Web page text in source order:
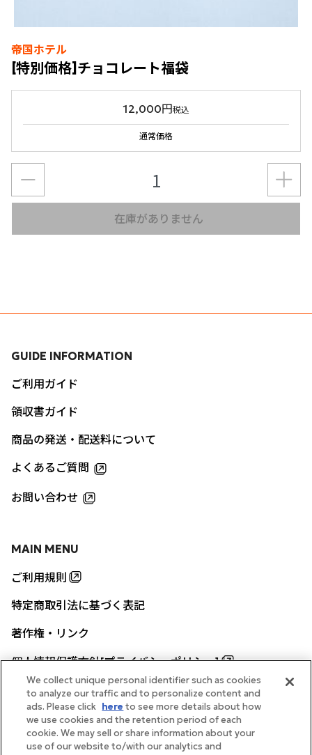
帝国ホテル
[特別価格]チョコレート福袋
12,000円税込
通常価格
在庫がありません
MAIN MENU
ご利用規則
特定商取引法に基づく表記
著作権・リンク
個人情報保護方針[プライバシーポリシー]
GUIDE INFORMATION
ご利用ガイド
領収書ガイド
商品の発送・配送料について
よくあるご質問
お問い合わせ
帝国ホテル公式サイト
We collect unique personal identifier such as cookies
to analyze our traffic and to personalize content and
ads. Please click here to see more details about how
we use cookies and the retention period of each
cookie. We may sell or share information about your
use of our website to/with our analytics and